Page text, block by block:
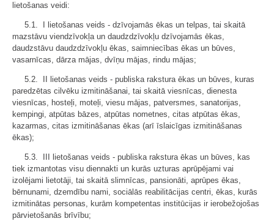
lietošanas veidi:
5.1. I lietošanas veids - dzīvojamās ēkas un telpas, tai skaitā
mazstāvu viendzīvokļa un daudzdzīvokļu dzīvojamās ēkas,
daudzstāvu daudzdzīvokļu ēkas, saimniecības ēkas un būves,
vasarnīcas, dārza mājas, dvīņu mājas, rindu mājas;
5.2. II lietošanas veids - publiska rakstura ēkas un būves, kuras
paredzētas cilvēku izmitināšanai, tai skaitā viesnīcas, dienesta
viesnīcas, hosteļi, moteļi, viesu mājas, patversmes, sanatorijas,
kempingi, atpūtas bāzes, atpūtas nometnes, citas atpūtas ēkas,
kazarmas, citas izmitināšanas ēkas (arī īslaicīgas izmitināšanas
ēkas);
5.3. III lietošanas veids - publiska rakstura ēkas un būves, kas
tiek izmantotas visu diennakti un kurās uzturas aprūpējami vai
izolējami lietotāji, tai skaitā slimnīcas, pansionāti, aprūpes ēkas,
bērnunami, dzemdību nami, sociālās reabilitācijas centri, ēkas, kurās
izmitinātas personas, kurām kompetentas institūcijas ir ierobežojošas
pārvietošanās brīvību;